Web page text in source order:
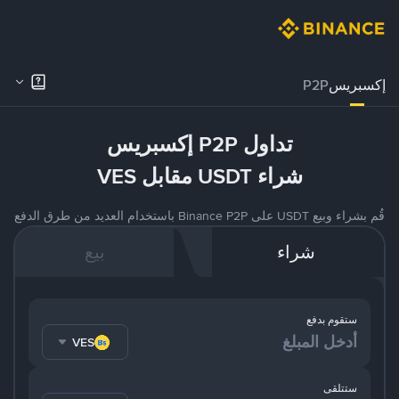
إكسبريسP2P
تداول P2P إكسبريس
شراء USDT مقابل VES
قُم بشراء وبيع USDT على Binance P2P باستخدام العديد من طرق الدفع
شراء بيع
ستقوم بدفع
VES
ستتلقى